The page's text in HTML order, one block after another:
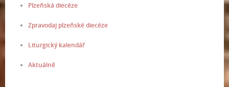
Plzeňská diecéze
Zpravodaj plzeňské diecéze
Liturgický kalendář
Aktuálně